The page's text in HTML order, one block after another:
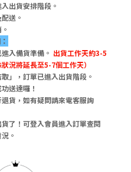
出貨安排階段。
送。
入備貨準備。 出貨工作天約3-5
況將延長至5-7個工作天）
」，訂單已進入出貨階段。
送達囉！
貨，如有疑問請來電客服詢
了！可登入會員進入訂單查閱
。